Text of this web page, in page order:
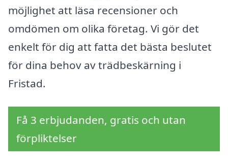
möjlighet att läsa recensioner och
omdömen om olika företag. Vi gör det
enkelt för dig att fatta det bästa beslutet
för dina behov av trädbeskärning i
Fristad.
Få 3 erbjudanden, gratis och utan
förpliktelser